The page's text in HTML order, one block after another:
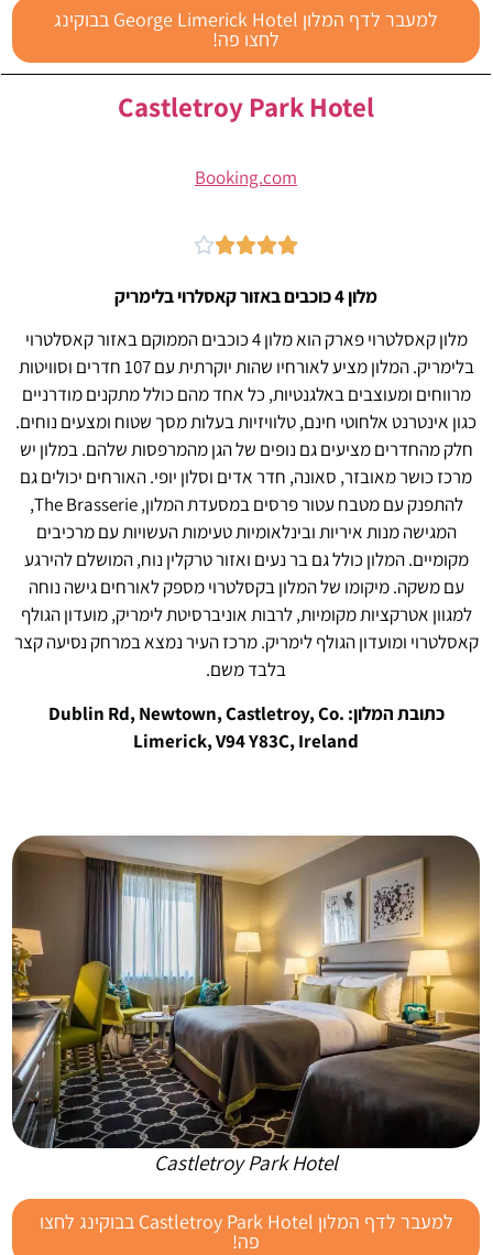
למעבר לדף המלון George Limerick Hotel בבוקינג
לחצו פה!
Castletroy Park Hotel
Booking.com





מלון 4 כוכבים באזור קאסלרוי בלימריק
מלון קאסלטרוי פארק הוא מלון 4 כוכבים הממוקם באזור קאסלטרוי
בלימריק. המלון מציע לאורחיו שהות יוקרתית עם 107 חדרים וסוויטות
מרווחים ומעוצבים באלגנטיות, כל אחד מהם כולל מתקנים מודרניים
כגון אינטרנט אלחוטי חינם, טלוויזיות בעלות מסך שטוח ומצעים נוחים.
חלק מהחדרים מציעים גם נופים של הגן מהמרפסות שלהם. במלון יש
מרכז כושר מאובזר, סאונה, חדר אדים וסלון יופי. האורחים יכולים גם
להתפנק עם מטבח עטור פרסים במסעדת המלון, The Brasserie,
המגישה מנות איריות ובינלאומיות טעימות העשויות עם מרכיבים
מקומיים. המלון כולל גם בר נעים ואזור טרקלין נוח, המושלם להירגע
עם משקה. מיקומו של המלון בקסלטרוי מספק לאורחים גישה נוחה
למגוון אטרקציות מקומיות, לרבות אוניברסיטת לימריק, מועדון הגולף
קאסלטרוי ומועדון הגולף לימריק. מרכז העיר נמצא במרחק נסיעה קצר
בלבד משם.
כתובת המלון: Dublin Rd, Newtown, Castletroy, Co.
Limerick, V94 Y83C, Ireland
Castletroy Park Hotel
למעבר לדף המלון Castletroy Park Hotel בבוקינג לחצו
פה!